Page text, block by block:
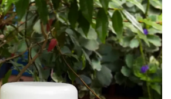
Add to
wishlist